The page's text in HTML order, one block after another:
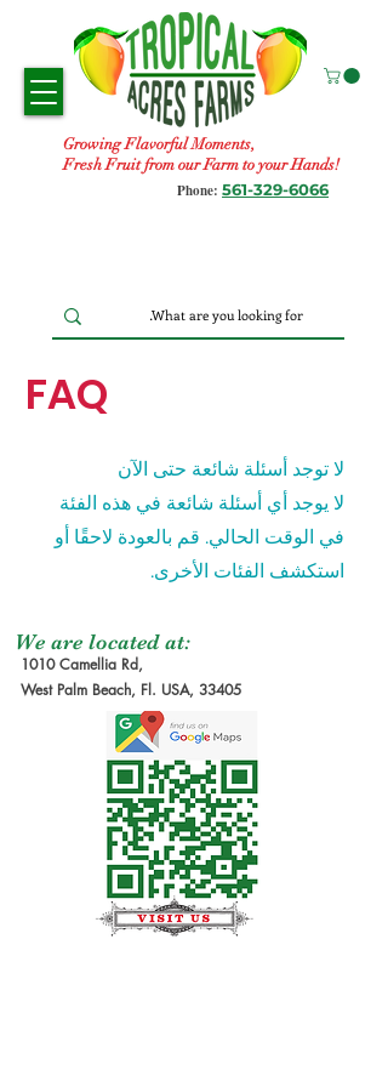
Growing Flavorful Moments,
Fresh Fruit from our Farm to your Hands!
Phone: 561-329-6066
FAQ
لا توجد أسئلة شائعة حتى الآن
لا يوجد أي أسئلة شائعة في هذه الفئة
في الوقت الحالي. قم بالعودة لاحقًا أو
استكشف الفئات الأخرى.
We are located at:
1010 Camellia Rd,
West Palm Beach, Fl. USA, 33405